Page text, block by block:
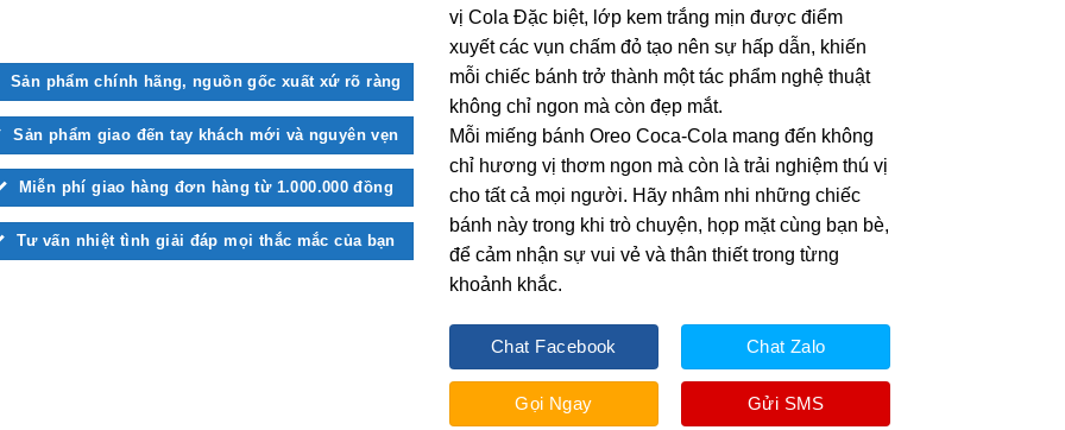
Sản phẩm chính hãng, nguồn gốc xuất xứ rõ ràng
Sản phẩm giao đến tay khách mới và nguyên vẹn
Miễn phí giao hàng đơn hàng từ 1.000.000 đồng
Tư vấn nhiệt tình giải đáp mọi thắc mắc của bạn
vị Cola Đặc biệt, lớp kem trắng mịn được điểm
xuyết các vụn chấm đỏ tạo nên sự hấp dẫn, khiến
mỗi chiếc bánh trở thành một tác phẩm nghệ thuật
không chỉ ngon mà còn đẹp mắt.
Mỗi miếng bánh Oreo Coca-Cola mang đến không
chỉ hương vị thơm ngon mà còn là trải nghiệm thú vị
cho tất cả mọi người. Hãy nhâm nhi những chiếc
bánh này trong khi trò chuyện, họp mặt cùng bạn bè,
để cảm nhận sự vui vẻ và thân thiết trong từng
khoảnh khắc.
Chat Facebook
Gọi Ngay
Chat Zalo
Gửi SMS